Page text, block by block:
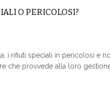
O PERICOLOSI?
i rifiuti speciali in pericolosi e
che provvede alla loro